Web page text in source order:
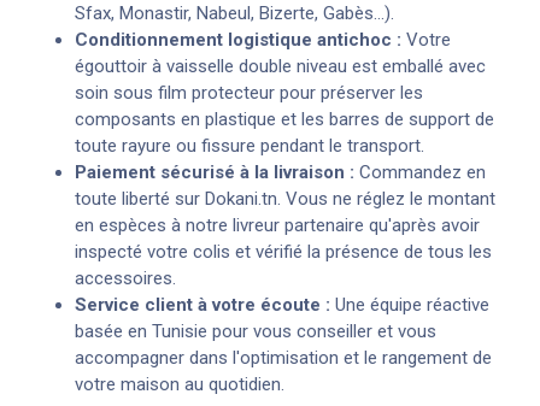
Sfax, Monastir, Nabeul, Bizerte, Gabès...).
Conditionnement logistique antichoc : Votre
égouttoir à vaisselle double niveau est emballé avec
soin sous film protecteur pour préserver les
composants en plastique et les barres de support de
toute rayure ou fissure pendant le transport.
Paiement sécurisé à la livraison : Commandez en
toute liberté sur Dokani.tn. Vous ne réglez le montant
en espèces à notre livreur partenaire qu'après avoir
inspecté votre colis et vérifié la présence de tous les
accessoires.
Service client à votre écoute : Une équipe réactive
basée en Tunisie pour vous conseiller et vous
accompagner dans l'optimisation et le rangement de
votre maison au quotidien.